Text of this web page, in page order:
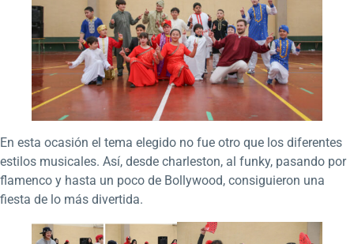
En esta ocasión el tema elegido no fue otro que los diferentes
estilos musicales. Así, desde charleston, al funky, pasando por
flamenco y hasta un poco de Bollywood, consiguieron una
fiesta de lo más divertida.